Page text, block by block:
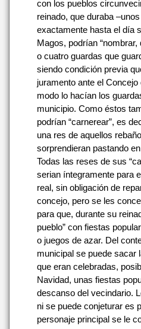
con los pueblos
reinado, que duraba
exactamente hasta el día
Magos, podrían
o cuatro guardas que
siendo condición previa
juramento ante el
modo lo hacían los
municipio. Como éstos
podrían “carnerear”, es
una res de aquellos
sorprendieran pastando
Todas las reses de sus
serian íntegramente para
real, sin obligación de
concejo, pero se les
para que, durante su
pueblo” con fiestas
o juegos de azar. Del
municipal se puede sacar
que eran celebradas,
Navidad, unas fiestas
descanso del vecindario.
ni se puede conjeturar es
personaje principal se le